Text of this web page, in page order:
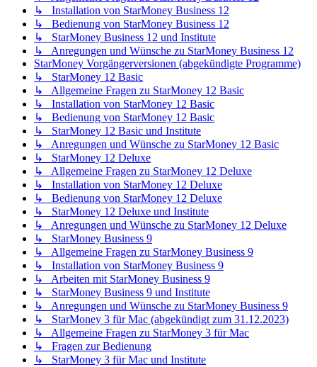
↳ Installation von StarMoney Business 12
↳ Bedienung von StarMoney Business 12
↳ StarMoney Business 12 und Institute
↳ Anregungen und Wünsche zu StarMoney Business 12
StarMoney Vorgängerversionen (abgekündigte Programme)
↳ StarMoney 12 Basic
↳ Allgemeine Fragen zu StarMoney 12 Basic
↳ Installation von StarMoney 12 Basic
↳ Bedienung von StarMoney 12 Basic
↳ StarMoney 12 Basic und Institute
↳ Anregungen und Wünsche zu StarMoney 12 Basic
↳ StarMoney 12 Deluxe
↳ Allgemeine Fragen zu StarMoney 12 Deluxe
↳ Installation von StarMoney 12 Deluxe
↳ Bedienung von StarMoney 12 Deluxe
↳ StarMoney 12 Deluxe und Institute
↳ Anregungen und Wünsche zu StarMoney 12 Deluxe
↳ StarMoney Business 9
↳ Allgemeine Fragen zu StarMoney Business 9
↳ Installation von StarMoney Business 9
↳ Arbeiten mit StarMoney Business 9
↳ StarMoney Business 9 und Institute
↳ Anregungen und Wünsche zu StarMoney Business 9
↳ StarMoney 3 für Mac (abgekündigt zum 31.12.2023)
↳ Allgemeine Fragen zu StarMoney 3 für Mac
↳ Fragen zur Bedienung
↳ StarMoney 3 für Mac und Institute